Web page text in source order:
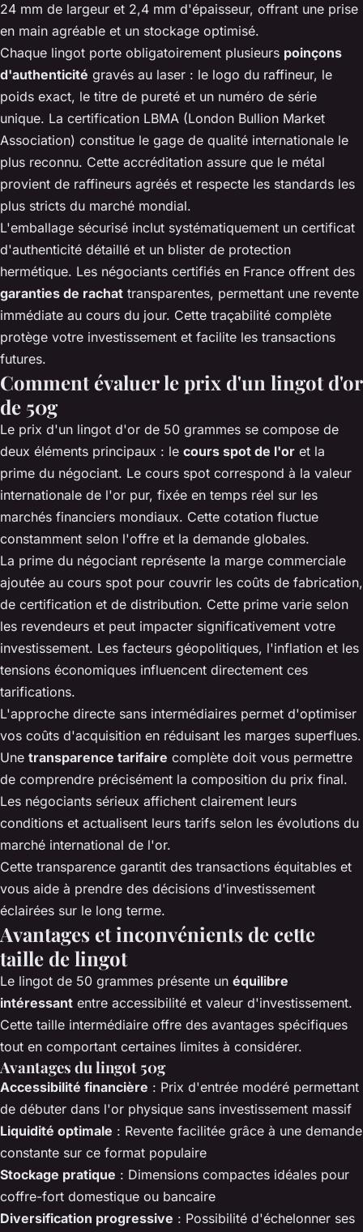
24 mm de largeur et 2,4 mm d'épaisseur, offrant une prise
en main agréable et un stockage optimisé.
Chaque lingot porte obligatoirement plusieurs poinçons
d'authenticité gravés au laser : le logo du raffineur, le
poids exact, le titre de pureté et un numéro de série
unique. La certification LBMA (London Bullion Market
Association) constitue le gage de qualité internationale le
plus reconnu. Cette accréditation assure que le métal
provient de raffineurs agréés et respecte les standards les
plus stricts du marché mondial.
L'emballage sécurisé inclut systématiquement un certificat
d'authenticité détaillé et un blister de protection
hermétique. Les négociants certifiés en France offrent des
garanties de rachat transparentes, permettant une revente
immédiate au cours du jour. Cette traçabilité complète
protège votre investissement et facilite les transactions
futures.
Comment évaluer le prix d'un lingot d'or
de 50g
Le prix d'un lingot d'or de 50 grammes se compose de
deux éléments principaux : le cours spot de l'or et la
prime du négociant. Le cours spot correspond à la valeur
internationale de l'or pur, fixée en temps réel sur les
marchés financiers mondiaux. Cette cotation fluctue
constamment selon l'offre et la demande globales.
La prime du négociant représente la marge commerciale
ajoutée au cours spot pour couvrir les coûts de fabrication,
de certification et de distribution. Cette prime varie selon
les revendeurs et peut impacter significativement votre
investissement. Les facteurs géopolitiques, l'inflation et les
tensions économiques influencent directement ces
tarifications.
L'approche directe sans intermédiaires permet d'optimiser
vos coûts d'acquisition en réduisant les marges superflues.
Une transparence tarifaire complète doit vous permettre
de comprendre précisément la composition du prix final.
Les négociants sérieux affichent clairement leurs
conditions et actualisent leurs tarifs selon les évolutions du
marché international de l'or.
Cette transparence garantit des transactions équitables et
vous aide à prendre des décisions d'investissement
éclairées sur le long terme.
Avantages et inconvénients de cette
taille de lingot
Le lingot de 50 grammes présente un équilibre
intéressant entre accessibilité et valeur d'investissement.
Cette taille intermédiaire offre des avantages spécifiques
tout en comportant certaines limites à considérer.
Avantages du lingot 50g
Accessibilité financière : Prix d'entrée modéré permettant
de débuter dans l'or physique sans investissement massif
Liquidité optimale : Revente facilitée grâce à une demande
constante sur ce format populaire
Stockage pratique : Dimensions compactes idéales pour
coffre-fort domestique ou bancaire
Diversification progressive : Possibilité d'échelonner ses